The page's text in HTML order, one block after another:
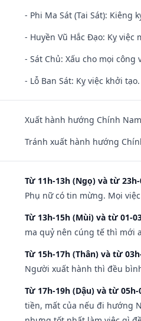
- Phi Ma Sát (Tai Sát): Kiêng
- Huyền Vũ Hắc Đạo: Kỵ việc
- Sát Chủ: Xấu cho mọi công
- Lỗ Ban Sát: Kỵ việc khởi tạo.
Xuất hành hướng Chính
Tránh xuất hành hướng
Từ 11h-13h (Ngọ) và từ
Phụ nữ có tin mừng. Mọi
Từ 13h-15h (Mùi) và từ 01-
ma quỷ nên cúng tế thì mới
Từ 15h-17h (Thân) và từ
Người xuất hành thì đều
Từ 17h-19h (Dậu) và từ
tiền, mất của nếu đi hướng